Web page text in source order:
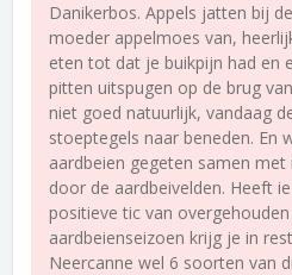
Danikerbos. Appels jatten bij
moeder appelmoes van,
eten tot dat je buikpijn had en
pitten uitspugen op de brug
niet goed natuurlijk, vandaag
stoeptegels naar beneden. En
aardbeien gegeten samen
door de aardbeivelden. Heeft
positieve tic van
aardbeienseizoen krijg je in
Neercanne wel 6 soorten van